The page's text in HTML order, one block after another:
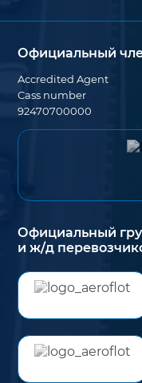
Официальный
Accredited Agent
Cass number
92470700000
Официальный
и ж/д